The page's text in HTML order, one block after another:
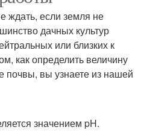
ждать, если земля не
дачных культур
или близких к
как определить величину
почвы, вы узнаете из нашей
значением pH.